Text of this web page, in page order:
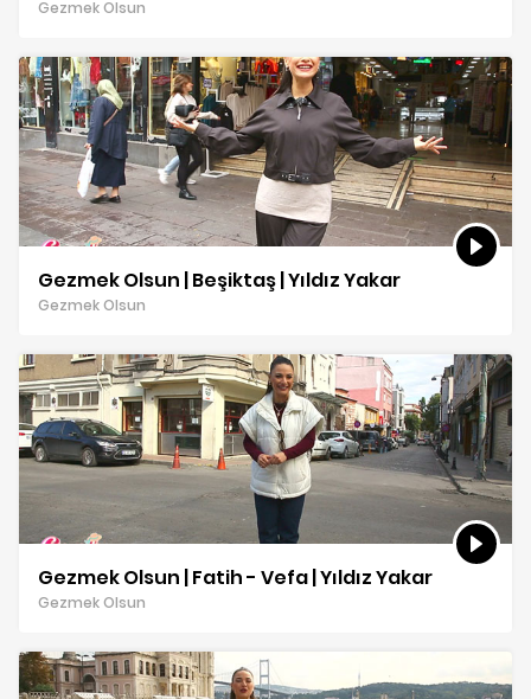
Gezmek Olsun
Gezmek Olsun | Beşiktaş | Yıldız Yakar
Gezmek Olsun
Gezmek Olsun | Fatih - Vefa | Yıldız Yakar
Gezmek Olsun